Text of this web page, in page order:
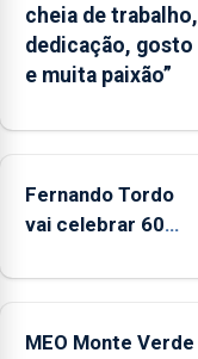
cheia de trabalho,
dedicação, gosto
e muita paixão”
Fernando Tordo
vai celebrar 60
no Coliseu
MEO Monte Verde